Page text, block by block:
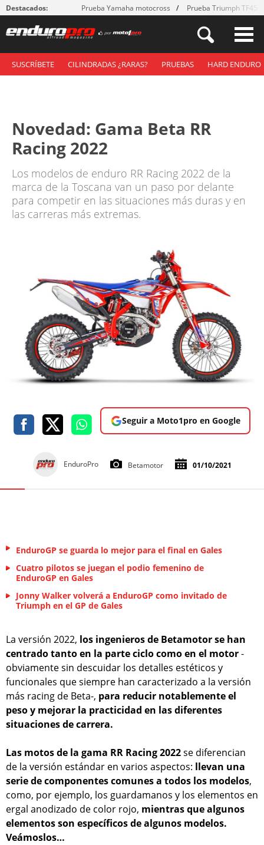
Destacados: Prueba Yamaha motocross Prueba Triumph
SUSCRÍBETE CILINDRADAS ¿RARAS? PRUEBAS HARD ENDURO
Novedad: Gama Beta RR
Racing 2022
Los modelos de enduro RR Racing 2022 de la
marca de la Toscana van un paso por delante
para competir en las situaciones más duras y en
las carreras más extremas.
Seguir a Moto1pro en Google
EnduroPro Betamotor 01/10/2021
EnduroGP se guarda lo mejor para el final en Gales
Cuatro pilotos se juegan el podio femenino de
EnduroGP en Gales
Jonny Walker volverá a EnduroGP como invitado de
Triumph en el GP de Gales
La versión 2022, los ingenieros de Betamotor se han
centrado tanto en la parte ciclo como en el motor-
obviamente sin descuidar los detalles estéticos y
funcionales que siempre han caracterizado a la versión
más racing de Beta-, para reducir notablemente el
peso y mejorar la practicidad en las diferentes
situaciones de carrera.
Las motos de la gama RR Racing 2022se diferencian
de la versión estándar en varios aspectos: llevan una
serie de componentes comunes a todos los modelos,
como, por ejemplo, los guardamanos y los elementos en
ergal anodizado de color rojo, mientras que algunos
elementos son específicos de algunos modelos.
Veámoslos…